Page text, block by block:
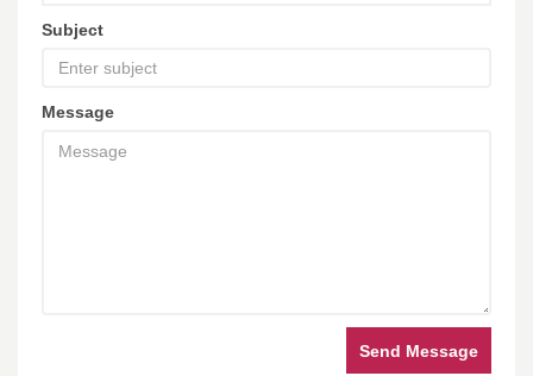
Subject
Message
Send Message